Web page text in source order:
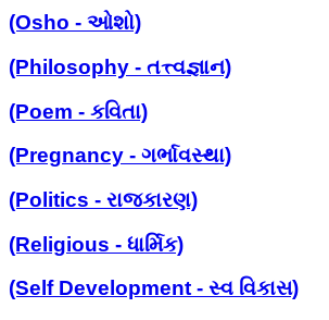
(Osho - ઓશો)
(Philosophy - તત્ત્વજ્ઞાન)
(Poem - કવિતા)
(Pregnancy - ગર્ભાવસ્થા)
(Politics - રાજકારણ)
(Religious - ધાર્મિક)
(Self Development - સ્વ વિકાસ)